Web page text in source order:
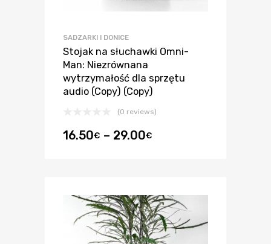
SADZARKI I DONICE
Stojak na słuchawki Omni-
Man: Niezrównana
wytrzymałość dla sprzętu
audio (Copy) (Copy)
(0 reviews)
16.50€ – 29.00€